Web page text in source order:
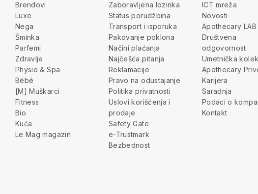
Brendovi
Luxe
Nega
Šminka
Parfemi
Zdravlje
Physio & Spa
Bébé
[M] Muškarci
Fitness
Bio
Kuća
Le Mag magazin
Zaboravljena lozinka
Status porudžbina
Transport i isporuka
Pakovanje poklona
Načini plaćanja
Najčešća pitanja
Reklamacije
Pravo na odustajanje
Politika privatnosti
Uslovi korišćenja i
prodaje
Safety Gate
e-Trustmark
Bezbednost
ICT mreža
Novosti
Apothecary LAB
Društvena
odgovornost
Umetnička
Apothecary
Karijera
Saradnja
Podaci o
Kontakt